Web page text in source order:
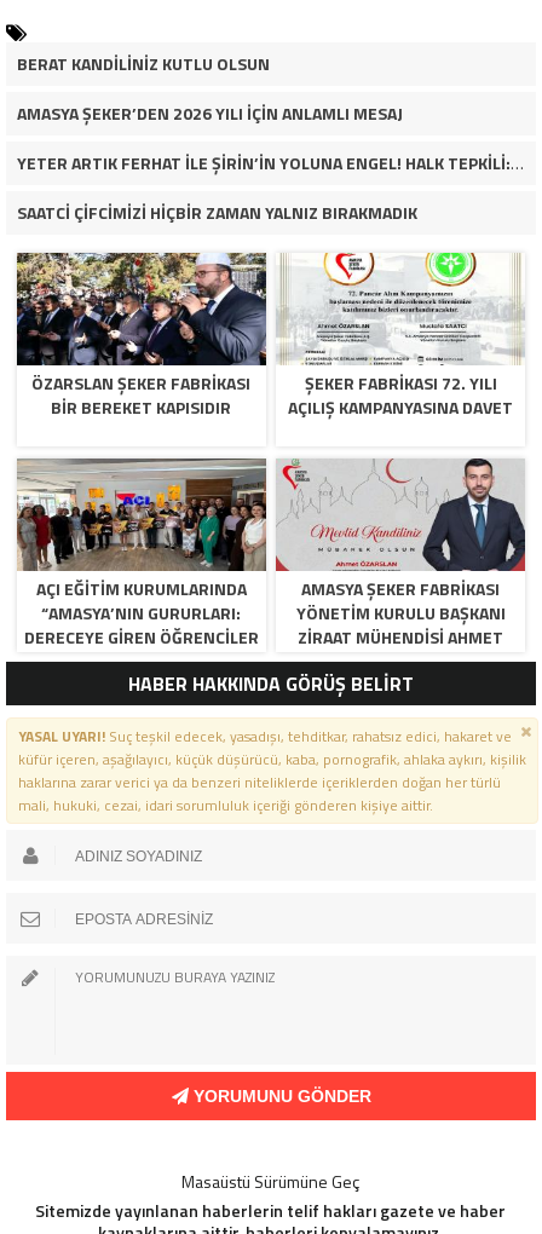
BERAT KANDİLİNİZ KUTLU OLSUN
AMASYA ŞEKER’DEN 2026 YILI İÇİN ANLAMLI MESAJ
YETER ARTIK FERHAT İLE ŞİRİN’İN YOLUNA ENGEL! HALK TEPKİLİ: “YOLU KAPATMAK ÇÖZÜM DEĞİL, GÖREVİNİ YAP!”
SAATCİ ÇİFCİMİZİ HİÇBİR ZAMAN YALNIZ BIRAKMADIK
ÖZARSLAN ŞEKER FABRİKASI
BİR BEREKET KAPISIDIR
ŞEKER FABRİKASI 72. YILI
AÇILIŞ KAMPANYASINA DAVET
AÇI EĞİTİM KURUMLARINDA
“AMASYA’NIN GURURLARI:
DERECEYE GIREN ÖĞRENCILER
İÇIN ANLAMLI TÖREN”
AMASYA ŞEKER FABRIKASI
YÖNETIM KURULU BAŞKANI
ZIRAAT MÜHENDISI AHMET
ÖZARSLAN’IN MEVLID KANDILI
MESAJI
HABER HAKKINDA GÖRÜŞ BELİRT
YASAL UYARI!Suç teşkil edecek, yasadışı, tehditkar, rahatsız edici, hakaret ve
küfür içeren, aşağılayıcı, küçük düşürücü, kaba, pornografik, ahlaka aykırı, kişilik
haklarına zarar verici ya da benzeri niteliklerde içeriklerden doğan her türlü
mali, hukuki, cezai, idari sorumluluk içeriği gönderen kişiye aittir.
YORUMUNU GÖNDER
Masaüstü Sürümüne Geç
Sitemizde yayınlanan haberlerin telif hakları gazete ve haber